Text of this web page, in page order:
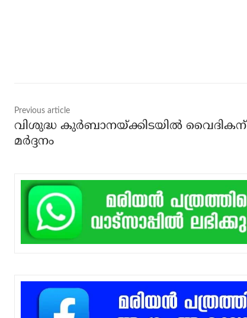
Previous article
വിശുദ്ധ കുര്‍ബാനയ്ക്കിടയില്‍ വൈദികന്
മര്‍ദ്ദനം